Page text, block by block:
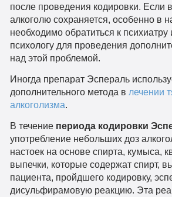
после проведения кодировки. Если
алкоголю сохраняется, особенно в
необходимо обратиться к
психологу для проведения
над этой проблемой.
Иногда препарат Эспераль
дополнительного метода в лечении
алкоголизма.
В течение периода кодировки
употребление небольших доз
настоек на основе спирта, кумыса,
выпечки, которые содержат спирт,
пациента, пройдшего кодировку,
дисульфирамовую реакцию. Эта